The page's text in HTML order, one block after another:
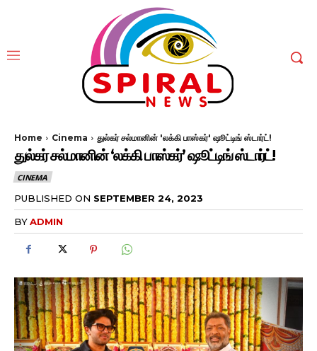
Home Cinema துல்கர் சல்மானின் 'லக்கி பாஸ்கர்' ஷூட்டிங் ஸ்டார்ட்!
துல்கர் சல்மானின் ‘லக்கி பாஸ்கர்’ ஷூட்டிங் ஸ்டார்ட்!
CINEMA
PUBLISHED ON SEPTEMBER 24, 2023
BYADMIN